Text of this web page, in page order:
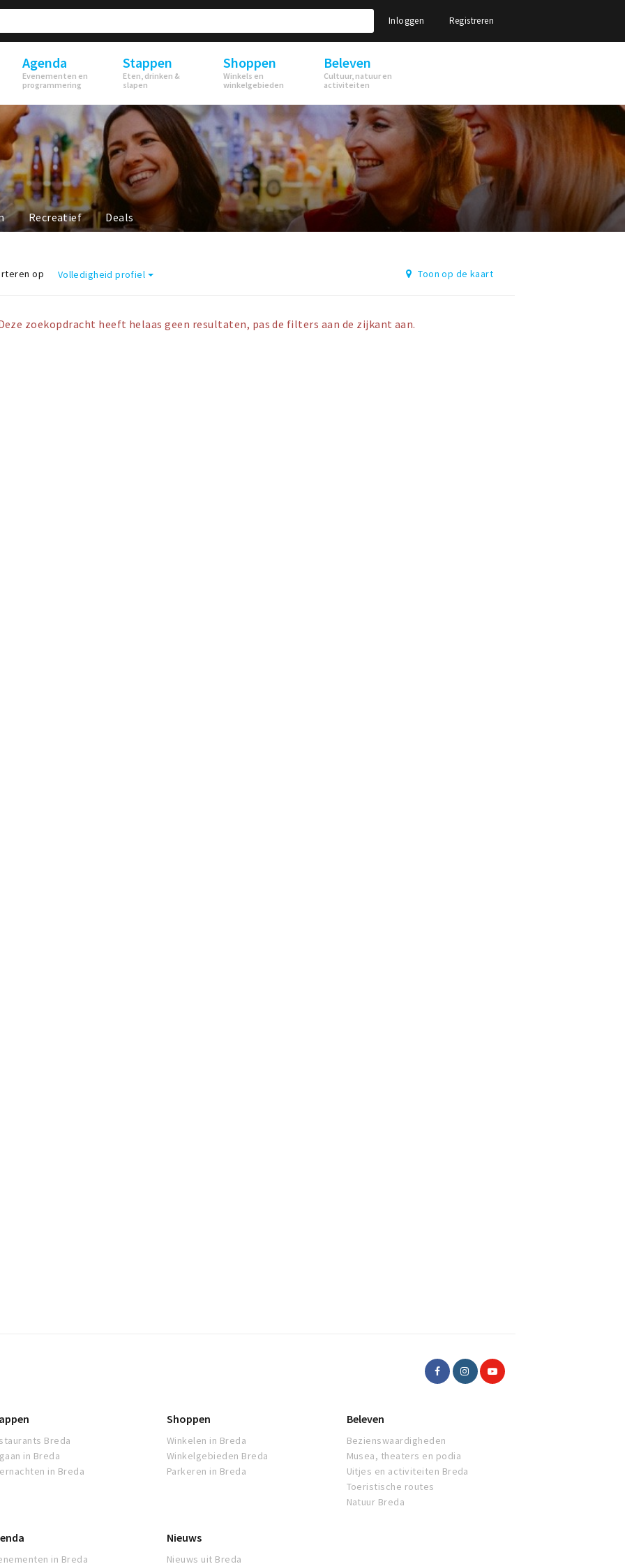
Inloggen Registreren
Agenda
Evenementen en
programmering
Stappen
Eten, drinken &
slapen
Shoppen
Winkels en
winkelgebieden
Beleven
Cultuur, natuur en
activiteiten
Recreatief Deals
op Volledigheid profiel Toon op de kaart
zoekopdracht heeft helaas geen resultaten, pas de filters aan de zijkant aan.
Breda
in Breda
in Breda
Shoppen
Winkelen in Breda
Winkelgebieden Breda
Parkeren in Breda
Beleven
Bezienswaardigheden
Musea, theaters en podia
Uitjes en activiteiten Breda
Toeristische routes
Natuur Breda
in Breda
Nieuws
Nieuws uit Breda